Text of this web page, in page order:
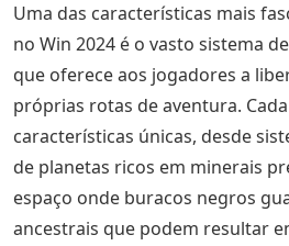
Uma das características mais
no Win 2024 é o vasto sistema
que oferece aos jogadores a
próprias rotas de aventura.
características únicas, desde
de planetas ricos em minerais
espaço onde buracos negros
ancestrais que podem resultar